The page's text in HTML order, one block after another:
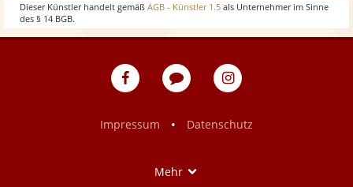
Dieser Künstler handelt gemäß AGB - Künstler 1.5 als Unternehmer im Sinne
des § 14 BGB.
eventpeppers
Blog
eventpeppers
Impressum
• Datenschutz
Mehr